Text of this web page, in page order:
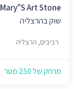
Mary"S Art Stone
שוק בהרצליה
רביבים, הרצליה
מרחק של 250 מטר